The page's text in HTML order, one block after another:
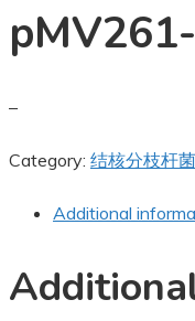
–
Category: 结核分枝杆
Additional